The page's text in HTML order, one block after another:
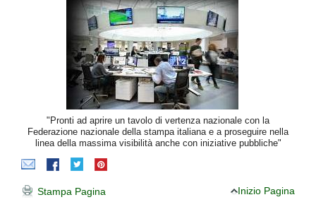
"Pronti ad aprire un tavolo di vertenza nazionale con la
Federazione nazionale della stampa italiana e a proseguire nella
linea della massima visibilità anche con iniziative pubbliche"
Stampa Pagina Inizio Pagina